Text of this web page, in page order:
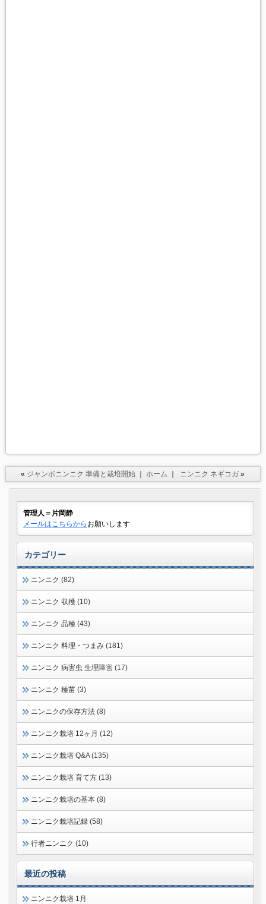
« ジャンボニンニク 準備と栽培開始 ｜ホーム ニンニク ネギコガ »
管理人＝片岡静
メールはこちらから お願いします
カテゴリー
ニンニク (82)
ニンニク 収穫 (10)
ニンニク 品種 (43)
ニンニク 料理・つまみ (181)
ニンニク 病害虫 生理障害 (17)
ニンニク 種苗 (3)
ニンニクの保存方法 (8)
ニンニク栽培 12ヶ月 (12)
ニンニク栽培 Q&A (135)
ニンニク栽培 育て方 (13)
ニンニク栽培の基本 (8)
ニンニク栽培記録 (58)
行者ニンニク (10)
最近の投稿
ニンニク栽培 1月